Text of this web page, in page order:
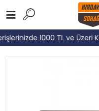
1000 TL ve Üzeri